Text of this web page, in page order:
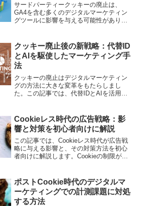
サードパーティークッキーの廃止は、
GA4を含む多くのデジタルマーケティン
グツールに影響を与える可能性がありま
考察します。
クッキー廃止後の新戦略：代替ID
とAIを駆使したマーケティング手
法
クッキーの廃止はデジタルマーケティン
グの方法に大きな変革をもたらしまし
た。この記事では、代替IDとAIを活用し
を交えて解説します。
Cookieレス時代の広告戦略：影
響と対策を初心者向けに解説
この記事では、Cookieレス時代が広告戦
略に与える影響と、その対策方法を初心
者向けに解説します。Cookieの制限が広
解を深めましょう。
ポストCookie時代のデジタルマ
ーケティングでの計測課題に対処
する方法